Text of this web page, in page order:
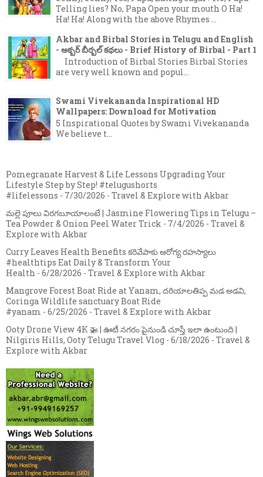
Telling lies? No, Papa Open your mouth O Ha!
Ha! Ha! Along with the above Rhymes ...
Akbar and Birbal Stories in Telugu and English
- అక్బర్ బీర్బల్ కథలు - Brief History of Birbal - Part 1
Introduction of Birbal Stories Birbal Stories
are very well known and popul...
Swami Vivekananda Inspirational HD
Wallpapers: Download for Motivation
5 Inspirational Quotes by Swami Vivekananda
We believe t...
Pomegranate Harvest & Life Lessons Upgrading Your
Lifestyle Step by Step! #telugushorts
#lifelessons - 7/30/2026 - Travel & Explore with Akbar
మల్లె పూలు విరగబూయాలంటే | Jasmine Flowering Tips in Telugu –
Tea Powder & Onion Peel Water Trick - 7/4/2026 - Travel &
Explore with Akbar
Curry Leaves Health Benefits కరివేపాకు ఆరోగ్య రహస్యాలు
#healthtips Eat Daily & Transform Your
Health - 6/28/2026 - Travel & Explore with Akbar
Mangrove Forest Boat Ride at Yanam, దరియాలతిప్ప మడ అడవి,
Coringa Wildlife sanctuary Boat Ride
#yanam - 6/25/2026 - Travel & Explore with Akbar
Ooty Drone View 4K 🚁 | ఊటీ నగరం పైనుండి చూస్తే ఇలా ఉంటుంది |
Nilgiris Hills, Ooty Telugu Travel Vlog - 6/18/2026 - Travel &
Explore with Akbar